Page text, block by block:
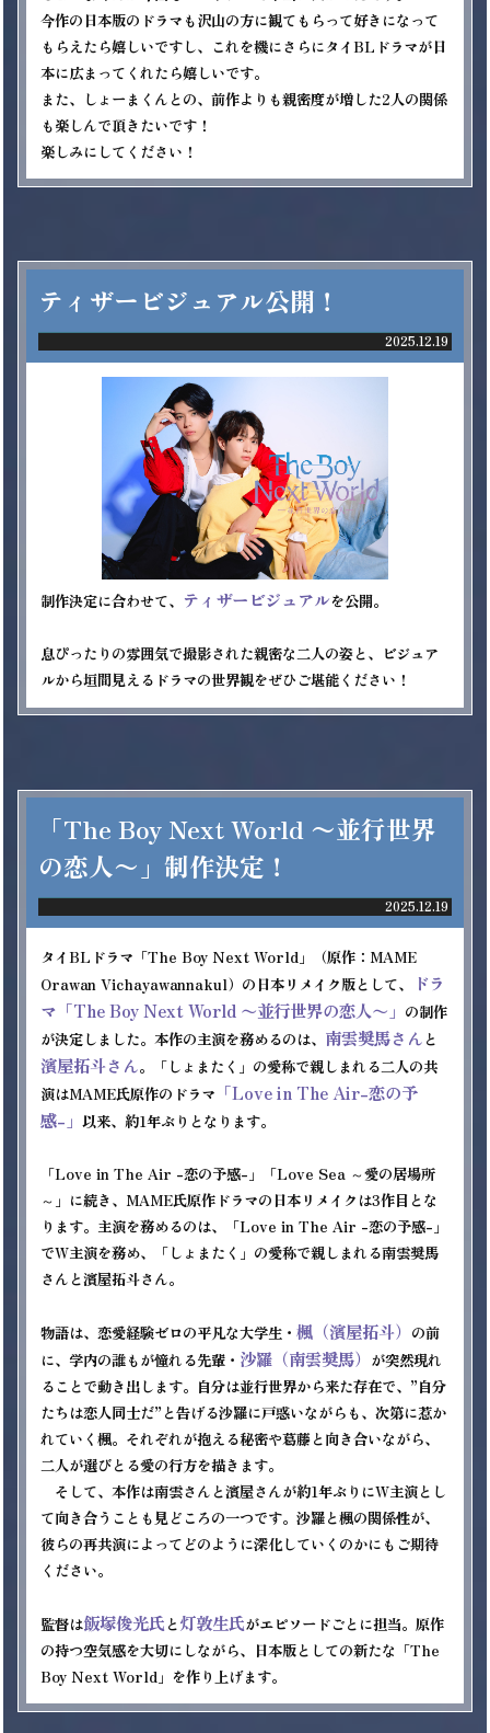
今作の日本版のドラマも沢山の方に観てもらって好きになって
もらえたら嬉しいですし、これを機にさらにタイBLドラマが日
本に広まってくれたら嬉しいです。
また、しょーまくんとの、前作よりも親密度が増した2人の関係
も楽しんで頂きたいです！
ティザービジュアル公開！
2025.12.19
制作決定に合わせて、 ティザービジュアルを公開。
息ぴったりの雰囲気で撮影された親密な二人の姿と、ビジュア
ルから垣間見えるドラマの世界観をぜひご堪能ください！
「The Boy Next World 〜並行世界
の恋人〜」制作決定！
2025.12.19
タイBLドラマ「The Boy Next World」（原作：MAME
Orawan Vichayawannakul）の日本リメイク版として、
ドラ
マ「The Boy Next World 〜並行世界の恋人〜」 の制作
が決定しました。本作の主演を務めるのは、 南雲奨馬さん と
濱屋拓斗さん。「しょまたく」の愛称で親しまれる二人の共
演はMAME氏原作のドラマ 「Love in The Air-恋の予
感-」以来、約1年ぶりとなります。
「Love in The Air -恋の予感-」「Love Sea ～愛の居場所
～」に続き、MAME氏原作ドラマの日本リメイクは3作目とな
ります。主演を務めるのは、「Love in The Air -恋の予感-」
でW主演を務め、「しょまたく」の愛称で親しまれる南雲奨馬
さんと濱屋拓斗さん。
物語は、恋愛経験ゼロの平凡な大学生・楓（濱屋拓斗） の前
に、学内の誰もが憧れる先輩・ 沙羅（南雲奨馬） が突然現れ
ることで動き出します。自分は並行世界から来た存在で、”自分
たちは恋人同士だ”と告げる沙羅に戸惑いながらも、次第に惹か
れていく楓。それぞれが抱える秘密や葛藤と向き合いながら、
二人が選びとる愛の行方を描きます。
そして、本作は南雲さんと濱屋さんが約1年ぶりにW主演とし
て向き合うことも見どころの一つです。沙羅と楓の関係性が、
彼らの再共演によってどのように深化していくのかにもご期待
ください。
監督は飯塚俊光氏 と 灯敦生氏がエピソードごとに担当。原作
の持つ空気感を大切にしながら、日本版としての新たな「The